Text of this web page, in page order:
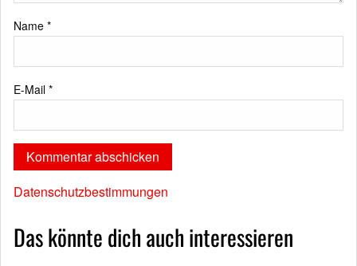
Name *
E-Mail *
Datenschutzbestimmungen
Das könnte dich auch interessieren